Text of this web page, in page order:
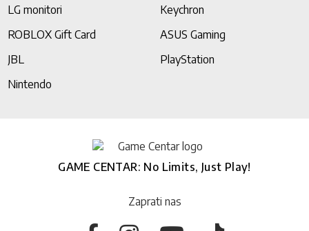
LG monitori
Keychron
ROBLOX Gift Card
ASUS Gaming
JBL
PlayStation
Nintendo
GAME CENTAR: No Limits, Just Play!
Zaprati nas